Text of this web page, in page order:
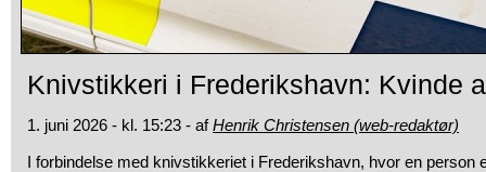
Knivstikkeri i Frederikshavn: Kvinde
1. juni 2026 - kl. 15:23 - afHenrik Christensen (web-redaktør)
I forbindelse med knivstikkeriet i Frederikshavn, hvor en person